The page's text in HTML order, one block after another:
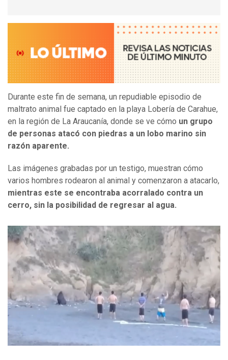
Durante este fin de semana, un repudiable episodio de
maltrato animal fue captado en la playa Lobería de Carahue,
en la región de La Araucanía, donde se ve cómo un grupo
de personas atacó con piedras a un lobo marino sin
razón aparente.
Las imágenes grabadas por un testigo, muestran cómo
varios hombres rodearon al animal y comenzaron a atacarlo,
mientras este se encontraba acorralado contra un
cerro, sin la posibilidad de regresar al agua.